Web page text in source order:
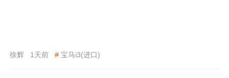
徐辉 1天前 # 宝马i3(进口)